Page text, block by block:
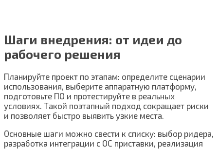
Шаги внедрения: от идеи до
рабочего решения
Планируйте проект по этапам: определите сценарии
использования, выберите аппаратную платформу,
подготовьте ПО и протестируйте в реальных
условиях. Такой поэтапный подход сокращает риски
и позволяет быстро выявить узкие места.
Основные шаги можно свести к списку: выбор ридера,
разработка интеграции с ОС приставки, реализация